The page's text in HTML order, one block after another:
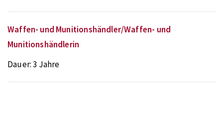
Waffen- und Munitionshändler/Waffen- und
Munitionshändlerin
Dauer:3 Jahre